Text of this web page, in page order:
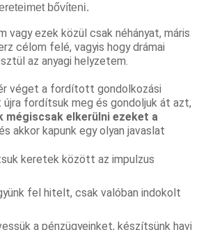
bővíteni.
vagy ezek közül csak néhányat, máris
célom felé, vagyis hogy drámai
az anyagi helyzetem.
véget a fordított gondolkozási
újra fordítsuk meg és gondoljuk át azt,
mégiscsak elkerülni ezeket a
akkor kapunk egy olyan javaslat
keretek között az impulzus
fel hitelt, csak valóban indokolt
a pénzügyeinket, készítsünk havi